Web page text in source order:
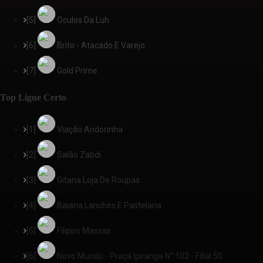
[5] Oculos Da Luh
[6] Brito - Atacado E Varejo
[7] Gold Prime
Top Ligue Certo
[1] Viação Andorinha
[2] Salão Zabdi
[3] Gitana Loja De Roupas
[4] Baiana Lanches E Pastelaria
[5] Filippo Massas
[6] Novo Mundo - Praça Ipiranga N° 102 - Filial 50